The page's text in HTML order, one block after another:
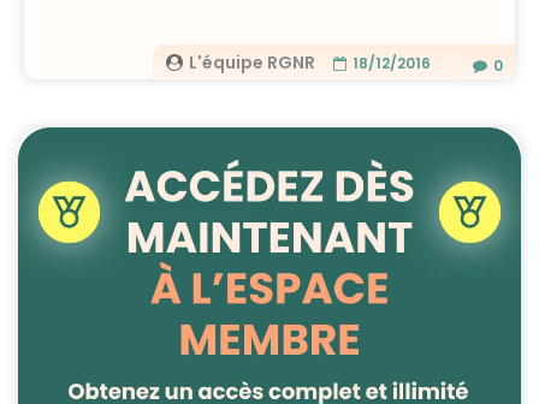
L'équipe RGNR 18/12/2016 0
Nécessaire
Ces cookies ne
sont pas
facultatifs. Ils
sont
nécessaires au
fonctionnement
du site Web.